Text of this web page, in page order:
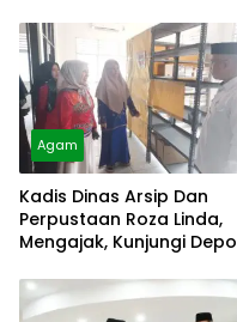
Agam
Kadis Dinas Arsip Dan
Perpustaan Roza Linda,
Mengajak, Kunjungi Depo